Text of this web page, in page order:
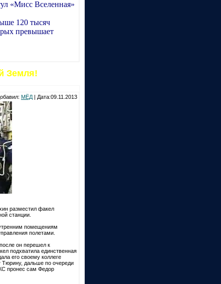
«Мисс Вселенная»
120 тысяч
превышает
Земля!
МЁД | Дата:09.11.2013
разместил факел
станции.
помещениям
полетами.
он перешел к
подхватила единственная
его своему коллеге
дальше по очереди
пронес сам Федор